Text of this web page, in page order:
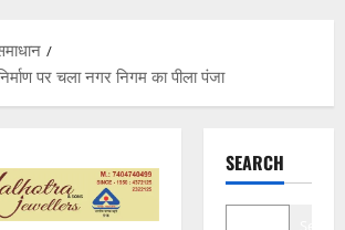
पर चला नगर निगम का पीला पंजा
SEARCH